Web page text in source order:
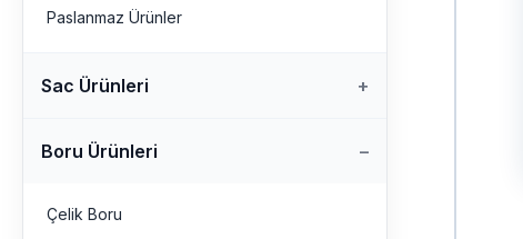
Paslanmaz Ürünler
Sac Ürünleri
Boru Ürünleri
Çelik Boru